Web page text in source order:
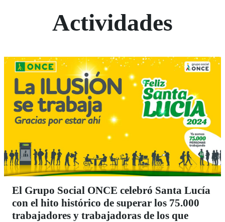
Actividades
El Grupo Social ONCE celebró Santa Lucía
con el hito histórico de superar los 75.000
trabajadores y trabajadoras de los que